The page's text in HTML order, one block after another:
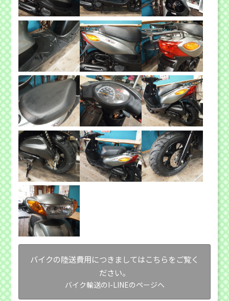
バイクの陸送費用につきましてはこちらをご覧く
ださい。
バイク輸送のI-LINEのページへ